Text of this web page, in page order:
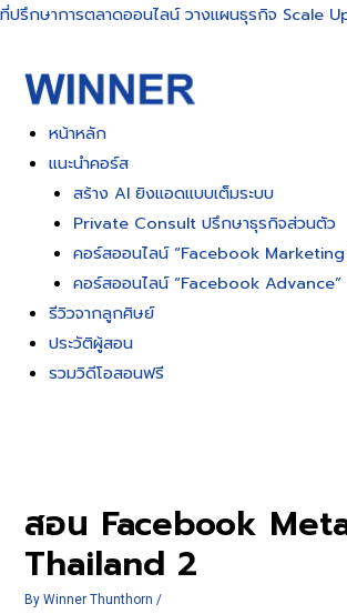
Skip
content
ที่ปรึกษาการตลาดออนไลน์ วางแผนธุรกิจ Scale
หน้าหลัก
แนะนำคอร์ส
สร้าง AI ยิงแอดแบบเต็มระบบ
Private Consult ปรึกษาธุรกิจส่วนตัว
คอร์สออนไลน์ “Facebook
คอร์สออนไลน์ “Facebook Advance”
รีวิวจากลูกศิษย์
ประวัติผู้สอน
รวมวิดีโอสอนฟรี
สอน Facebook
Thailand 2
ByWinner Thunthorn /